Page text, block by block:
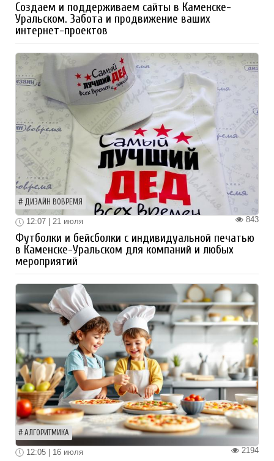
Создаем и поддерживаем сайты в Каменске-
Уральском. Забота и продвижение ваших
интернет-проектов
ДИЗАЙН ВОВРЕМЯ
843
12:07 | 21 июля
Футболки и бейсболки с индивидуальной печатью
в Каменске-Уральском для компаний и любых
мероприятий
АЛГОРИТМИКА
2194
12:05 | 16 июля